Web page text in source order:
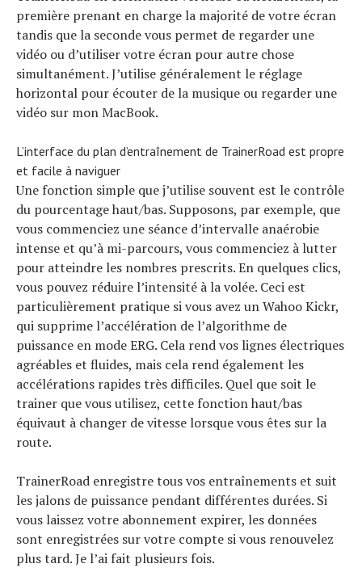
première prenant en charge la majorité de votre écran
tandis que la seconde vous permet de regarder une
vidéo ou d’utiliser votre écran pour autre chose
simultanément. J’utilise généralement le réglage
horizontal pour écouter de la musique ou regarder une
vidéo sur mon MacBook.
L’interface du plan d’entraînement de TrainerRoad est propre
et facile à naviguer
Une fonction simple que j’utilise souvent est le contrôle
du pourcentage haut/bas. Supposons, par exemple, que
vous commenciez une séance d’intervalle anaérobie
intense et qu’à mi-parcours, vous commenciez à lutter
pour atteindre les nombres prescrits. En quelques clics,
vous pouvez réduire l’intensité à la volée. Ceci est
particulièrement pratique si vous avez un Wahoo Kickr,
qui supprime l’accélération de l’algorithme de
puissance en mode ERG. Cela rend vos lignes électriques
agréables et fluides, mais cela rend également les
accélérations rapides très difficiles. Quel que soit le
trainer que vous utilisez, cette fonction haut/bas
équivaut à changer de vitesse lorsque vous êtes sur la
route.
TrainerRoad enregistre tous vos entraînements et suit
les jalons de puissance pendant différentes durées. Si
vous laissez votre abonnement expirer, les données
sont enregistrées sur votre compte si vous renouvelez
plus tard. Je l’ai fait plusieurs fois.